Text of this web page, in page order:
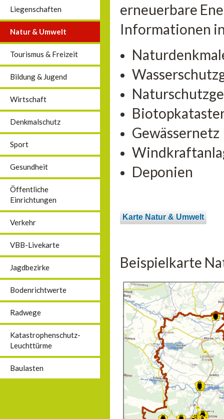
Liegenschaften
Natur & Umwelt
Tourismus & Freizeit
Bildung & Jugend
Wirtschaft
Denkmalschutz
Sport
Gesundheit
Öffentliche
Einrichtungen
Verkehr
VBB-Livekarte
Jagdbezirke
Bodenrichtwerte
Radwege
Katastrophenschutz-
Leuchttürme
Baulasten
erneuerbare
Informationen
Gewässernetz
Deponien
Karte Natur & Umwelt
Beispielkarte